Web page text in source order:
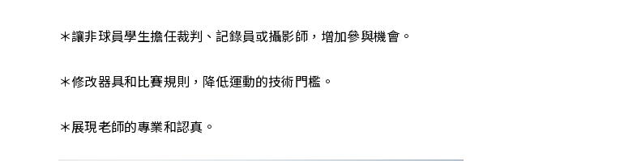
＊讓非球員學生擔任裁判、記錄員或攝影師，增加參與機會。
＊修改器具和比賽規則，降低運動的技術門檻。
＊展現老師的專業和認真。